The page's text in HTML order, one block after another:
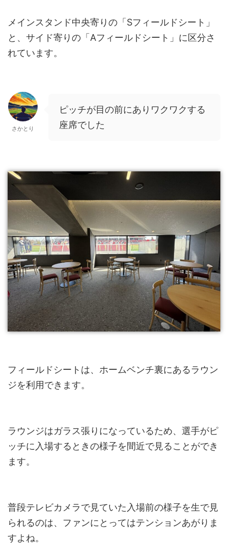
メインスタンド中央寄りの「Sフィールドシート」
と、サイド寄りの「Aフィールドシート」に区分さ
れています。
さかとり
ピッチが目の前にありワクワクする
座席でした
フィールドシートは、ホームベンチ裏にあるラウン
ジを利用できます。
ラウンジはガラス張りになっているため、選手がピ
ッチに入場するときの様子を間近で見ることができ
ます。
普段テレビカメラで見ていた入場前の様子を生で見
られるのは、ファンにとってはテンションあがりま
すよね。